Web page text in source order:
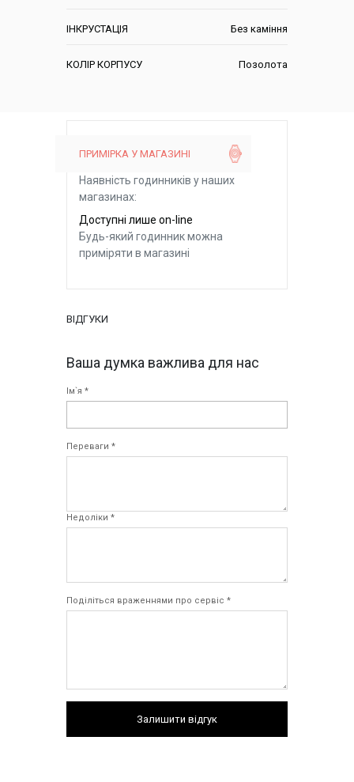
ІНКРУСТАЦІЯ Без каміння
КОЛІР КОРПУСУ Позолота
ПРИМІРКА У МАГАЗИНІ
Наявність годинників у наших
магазинах:
Доступні лише on-line
Будь-який годинник можна
приміряти в магазині
ВІДГУКИ
Ваша думка важлива для нас
Ім`я *
Переваги *
Недоліки *
Поділіться враженнями про сервіс *
Залишити відгук